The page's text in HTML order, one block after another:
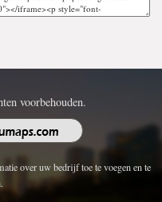
voorbehouden.
over uw bedrijf toe te voegen en te